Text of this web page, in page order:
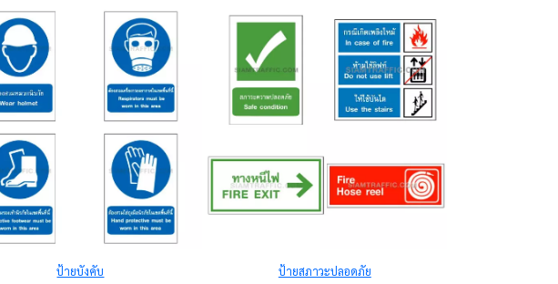
ป้ายบังคับ ป้ายสภาวะปลอดภัย